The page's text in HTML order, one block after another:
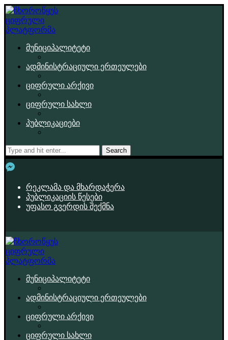
მუნიციპალიტეტი
ადმინისტრაციული ერთეულები
ციფრული არქივი
ციფრული სახლი
პუბლიკაციები
Search
რეკლამა და მხარდაჭერა
პუბლიკაციის წესები
უფასო გვერდის შექმნა
მუნიციპალიტეტი
ადმინისტრაციული ერთეულები
ციფრული არქივი
ციფრული სახლი